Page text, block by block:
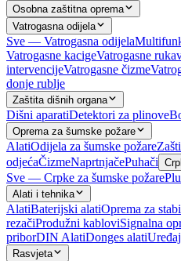
Osobna zaštitna oprema
Vatrogasna odijela
Sve — Vatrogasna odijela
Vatrogasne kacigeVatrogasne
intervencijeVatrogasne čizme
donje rublje
Zaštita dišnih organa
Dišni aparatiDetektori za plinove
Oprema za šumske požare
AlatiOdijela za šumske požare
odjećaČizmeNaprtnjačePuhači
Sve — Crpke za šumske požare
Alati i tehnika
AlatiBaterijski alatiOprema za
rezačiProdužni kabloviSignalna
priborDIN AlatiDonges alati
Rasvjeta